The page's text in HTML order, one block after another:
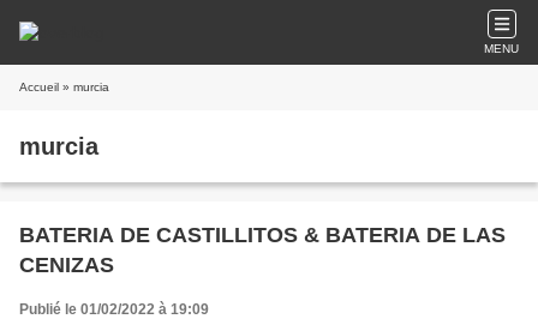
MENU
Accueil » murcia
murcia
BATERIA DE CASTILLITOS & BATERIA DE LAS
CENIZAS
Publié le 01/02/2022 à 19:09